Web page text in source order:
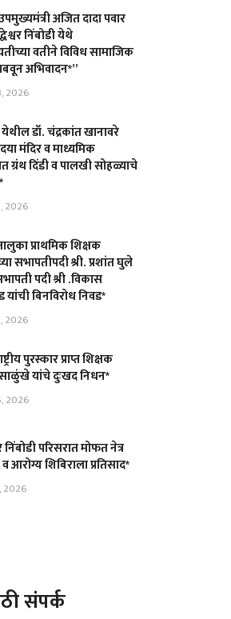
अजित दादा पवार
निंबोडी येथे
वतीने विविध सामाजिक
अभिवादन*”
2026
डॉ. चंद्रकांत खानावरे
मंदिर व माध्यमिक
ग्रंथ दिंडी व पालखी सोहळ्याचे
2026
प्राथमिक शिक्षक
सभापतीपदी श्री. प्रशांत घुले
पदी श्री .विकास
यांची बिनविरोध निवड*
2026
पुरस्कार प्राप्त शिक्षक
यांचे दुःखद निधन*
2026
निंबोडी परिसरात मोफत नेत्र
आरोग्य शिबिराला प्रतिसाद*
2026
संपर्क